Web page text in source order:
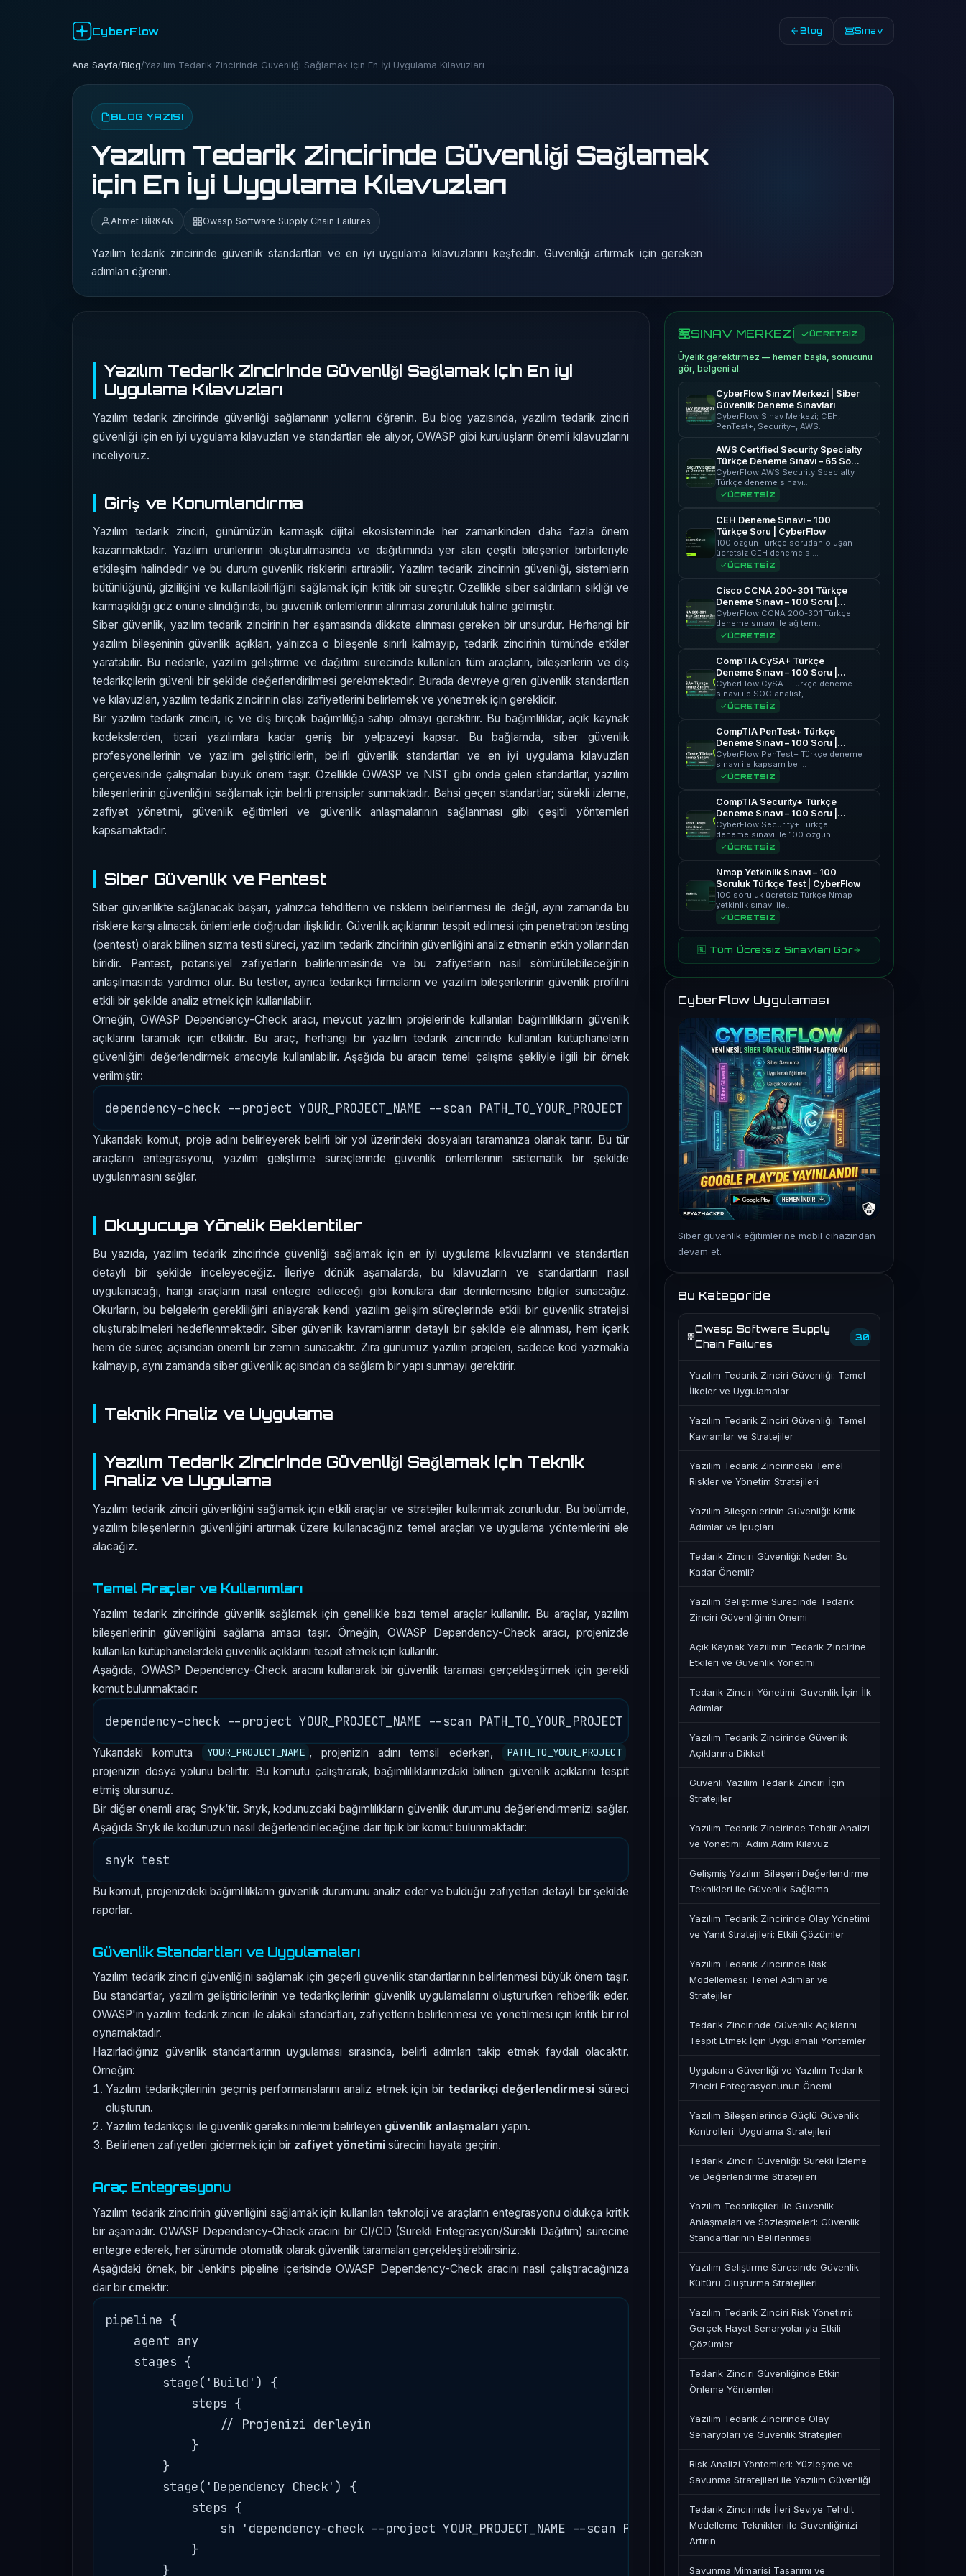
CyberFlow Blog Sınav
Ana Sayfa/Blog/Yazılım Tedarik Zincirinde Güvenliği Sağlamak için En İyi Uygulama Kılavuzları
BLOG YAZISI
Yazılım Tedarik Zincirinde Güvenliği Sağlamak
için En İyi Uygulama Kılavuzları
Ahmet BİRKAN Owasp Software Supply Chain Failures
Yazılım tedarik zincirinde güvenlik standartları ve en iyi uygulama kılavuzlarını keşfedin. Güvenliği artırmak için gereken
adımları öğrenin.
Yazılım Tedarik Zincirinde Güvenliği Sağlamak için En İyi
Uygulama Kılavuzları
Yazılım tedarik zincirinde güvenliği sağlamanın yollarını öğrenin. Bu blog yazısında, yazılım tedarik zinciri
güvenliği için en iyi uygulama kılavuzları ve standartları ele alıyor, OWASP gibi kuruluşların önemli kılavuzlarını
inceliyoruz.
Giriş ve Konumlandırma
Yazılım tedarik zinciri, günümüzün karmaşık dijital ekosisteminde her zamankinden daha fazla önem
kazanmaktadır. Yazılım ürünlerinin oluşturulmasında ve dağıtımında yer alan çeşitli bileşenler birbirleriyle
etkileşim halindedir ve bu durum güvenlik risklerini artırabilir. Yazılım tedarik zincirinin güvenliği, sistemlerin
bütünlüğünü, gizliliğini ve kullanılabilirliğini sağlamak için kritik bir süreçtir. Özellikle siber saldırıların sıklığı ve
karmaşıklığı göz önüne alındığında, bu güvenlik önlemlerinin alınması zorunluluk haline gelmiştir.
Siber güvenlik, yazılım tedarik zincirinin her aşamasında dikkate alınması gereken bir unsurdur. Herhangi bir
yazılım bileşeninin güvenlik açıkları, yalnızca o bileşenle sınırlı kalmayıp, tedarik zincirinin tümünde etkiler
yaratabilir. Bu nedenle, yazılım geliştirme ve dağıtımı sürecinde kullanılan tüm araçların, bileşenlerin ve dış
tedarikçilerin güvenli bir şekilde değerlendirilmesi gerekmektedir. Burada devreye giren güvenlik standartları
ve kılavuzları, yazılım tedarik zincirinin olası zafiyetlerini belirlemek ve yönetmek için gereklidir.
Bir yazılım tedarik zinciri, iç ve dış birçok bağımlılığa sahip olmayı gerektirir. Bu bağımlılıklar, açık kaynak
kodekslerden, ticari yazılımlara kadar geniş bir yelpazeyi kapsar. Bu bağlamda, siber güvenlik
profesyonellerinin ve yazılım geliştiricilerin, belirli güvenlik standartları ve en iyi uygulama kılavuzları
çerçevesinde çalışmaları büyük önem taşır. Özellikle OWASP ve NIST gibi önde gelen standartlar, yazılım
bileşenlerinin güvenliğini sağlamak için belirli prensipler sunmaktadır. Bahsi geçen standartlar; sürekli izleme,
zafiyet yönetimi, güvenlik eğitimleri ve güvenlik anlaşmalarının sağlanması gibi çeşitli yöntemleri
kapsamaktadır.
Siber Güvenlik ve Pentest
Siber güvenlikte sağlanacak başarı, yalnızca tehditlerin ve risklerin belirlenmesi ile değil, aynı zamanda bu
risklere karşı alınacak önlemlerle doğrudan ilişkilidir. Güvenlik açıklarının tespit edilmesi için penetration testing
(pentest) olarak bilinen sızma testi süreci, yazılım tedarik zincirinin güvenliğini analiz etmenin etkin yollarından
biridir. Pentest, potansiyel zafiyetlerin belirlenmesinde ve bu zafiyetlerin nasıl sömürülebileceğinin
anlaşılmasında yardımcı olur. Bu testler, ayrıca tedarikçi firmaların ve yazılım bileşenlerinin güvenlik profilini
etkili bir şekilde analiz etmek için kullanılabilir.
Örneğin, OWASP Dependency-Check aracı, mevcut yazılım projelerinde kullanılan bağımlılıkların güvenlik
açıklarını taramak için etkilidir. Bu araç, herhangi bir yazılım tedarik zincirinde kullanılan kütüphanelerin
güvenliğini değerlendirmek amacıyla kullanılabilir. Aşağıda bu aracın temel çalışma şekliyle ilgili bir örnek
verilmiştir:
Yukarıdaki komut, proje adını belirleyerek belirli bir yol üzerindeki dosyaları taramanıza olanak tanır. Bu tür
araçların entegrasyonu, yazılım geliştirme süreçlerinde güvenlik önlemlerinin sistematik bir şekilde
uygulanmasını sağlar.
Okuyucuya Yönelik Beklentiler
Bu yazıda, yazılım tedarik zincirinde güvenliği sağlamak için en iyi uygulama kılavuzlarını ve standartları
detaylı bir şekilde inceleyeceğiz. İleriye dönük aşamalarda, bu kılavuzların ve standartların nasıl
uygulanacağı, hangi araçların nasıl entegre edileceği gibi konulara dair derinlemesine bilgiler sunacağız.
Okurların, bu belgelerin gerekliliğini anlayarak kendi yazılım gelişim süreçlerinde etkili bir güvenlik stratejisi
oluşturabilmeleri hedeflenmektedir. Siber güvenlik kavramlarının detaylı bir şekilde ele alınması, hem içerik
hem de süreç açısından önemli bir zemin sunacaktır. Zira günümüz yazılım projeleri, sadece kod yazmakla
kalmayıp, aynı zamanda siber güvenlik açısından da sağlam bir yapı sunmayı gerektirir.
Teknik Analiz ve Uygulama
Yazılım Tedarik Zincirinde Güvenliği Sağlamak için Teknik
Analiz ve Uygulama
Yazılım tedarik zinciri güvenliğini sağlamak için etkili araçlar ve stratejiler kullanmak zorunludur. Bu bölümde,
yazılım bileşenlerinin güvenliğini artırmak üzere kullanacağınız temel araçları ve uygulama yöntemlerini ele
alacağız.
Temel Araçlar ve Kullanımları
Yazılım tedarik zincirinde güvenlik sağlamak için genellikle bazı temel araçlar kullanılır. Bu araçlar, yazılım
bileşenlerinin güvenliğini sağlama amacı taşır. Örneğin, OWASP Dependency-Check aracı, projenizde
kullanılan kütüphanelerdeki güvenlik açıklarını tespit etmek için kullanılır.
Aşağıda, OWASP Dependency-Check aracını kullanarak bir güvenlik taraması gerçekleştirmek için gerekli
komut bulunmaktadır:
Yukarıdaki komutta YOUR_PROJECT_NAME , projenizin adını temsil ederken, PATH_TO_YOUR_PROJECT
projenizin dosya yolunu belirtir. Bu komutu çalıştırarak, bağımlılıklarınızdaki bilinen güvenlik açıklarını tespit
etmiş olursunuz.
Bir diğer önemli araç Snyk’tir. Snyk, kodunuzdaki bağımlılıkların güvenlik durumunu değerlendirmenizi sağlar.
Aşağıda Snyk ile kodunuzun nasıl değerlendirileceğine dair tipik bir komut bulunmaktadır:
Bu komut, projenizdeki bağımlılıkların güvenlik durumunu analiz eder ve bulduğu zafiyetleri detaylı bir şekilde
raporlar.
Güvenlik Standartları ve Uygulamaları
Yazılım tedarik zinciri güvenliğini sağlamak için geçerli güvenlik standartlarının belirlenmesi büyük önem taşır.
Bu standartlar, yazılım geliştiricilerinin ve tedarikçilerinin güvenlik uygulamalarını oluştururken rehberlik eder.
OWASP'ın yazılım tedarik zinciri ile alakalı standartları, zafiyetlerin belirlenmesi ve yönetilmesi için kritik bir rol
oynamaktadır.
Hazırladığınız güvenlik standartlarının uygulaması sırasında, belirli adımları takip etmek faydalı olacaktır.
Örneğin:
Yazılım tedarikçilerinin geçmiş performanslarını analiz etmek için bir tedarikçi değerlendirmesi süreci
oluşturun.
Yazılım tedarikçisi ile güvenlik gereksinimlerini belirleyen güvenlik anlaşmaları yapın.
Belirlenen zafiyetleri gidermek için bir zafiyet yönetimi sürecini hayata geçirin.
Araç Entegrasyonu
Yazılım tedarik zincirinin güvenliğini sağlamak için kullanılan teknoloji ve araçların entegrasyonu oldukça kritik
bir aşamadır. OWASP Dependency-Check aracını bir CI/CD (Sürekli Entegrasyon/Sürekli Dağıtım) sürecine
entegre ederek, her sürümde otomatik olarak güvenlik taramaları gerçekleştirebilirsiniz.
Aşağıdaki örnek, bir Jenkins pipeline içerisinde OWASP Dependency-Check aracını nasıl çalıştıracağınıza
dair bir örnektir:
pipeline {
    agent any
    stages {
        stage('Build') {
            steps {
                // Projenizi derleyin
            }
        }
        stage('Dependency Check') {
            steps {
                sh 'dependency-check --project YOUR_PROJECT_NAME --scan PATH_TO_YOUR_PROJECT --format ALL'
            }
        }
SINAV MERKEZİ ÜCRETSİZ
Üyelik gerektirmez — hemen başla, sonucunu
gör, belgeni al.
CyberFlow Sınav Merkezi | Siber
Güvenlik Deneme Sınavları
CyberFlow Sınav Merkezi; CEH,
PenTest+, Security+, AWS…
AWS Certified Security Specialty
Türkçe Deneme Sınavı – 65 Soru
| CyberFlow
CyberFlow AWS Security Specialty
Türkçe deneme sınavı…
ÜCRETSİZ
CEH Deneme Sınavı – 100
Türkçe Soru | CyberFlow
100 özgün Türkçe sorudan oluşan
ücretsiz CEH deneme sı…
ÜCRETSİZ
Cisco CCNA 200-301 Türkçe
Deneme Sınavı – 100 Soru |
CyberFlow
CyberFlow CCNA 200-301 Türkçe
deneme sınavı ile ağ tem…
ÜCRETSİZ
CompTIA CySA+ Türkçe
Deneme Sınavı – 100 Soru |
CyberFlow
CyberFlow CySA+ Türkçe deneme
sınavı ile SOC analist,…
ÜCRETSİZ
CompTIA PenTest+ Türkçe
Deneme Sınavı – 100 Soru |
CyberFlow
CyberFlow PenTest+ Türkçe deneme
sınavı ile kapsam bel…
ÜCRETSİZ
CompTIA Security+ Türkçe
Deneme Sınavı – 100 Soru |
CyberFlow
CyberFlow Security+ Türkçe
deneme sınavı ile 100 özgün…
ÜCRETSİZ
Nmap Yetkinlik Sınavı – 100
Soruluk Türkçe Test | CyberFlow
100 soruluk ücretsiz Türkçe Nmap
yetkinlik sınavı ile…
ÜCRETSİZ
🆓 Tüm Ücretsiz Sınavları Gör
CyberFlow Uygulaması
Siber güvenlik eğitimlerine mobil cihazından
devam et.
Bu Kategoride
Owasp Software Supply
Chain Failures
30
Yazılım Tedarik Zinciri Güvenliği: Temel
İlkeler ve Uygulamalar
Yazılım Tedarik Zinciri Güvenliği: Temel
Kavramlar ve Stratejiler
Yazılım Tedarik Zincirindeki Temel
Riskler ve Yönetim Stratejileri
Yazılım Bileşenlerinin Güvenliği: Kritik
Adımlar ve İpuçları
Tedarik Zinciri Güvenliği: Neden Bu
Kadar Önemli?
Yazılım Geliştirme Sürecinde Tedarik
Zinciri Güvenliğinin Önemi
Açık Kaynak Yazılımın Tedarik Zincirine
Etkileri ve Güvenlik Yönetimi
Tedarik Zinciri Yönetimi: Güvenlik İçin İlk
Adımlar
Yazılım Tedarik Zincirinde Güvenlik
Açıklarına Dikkat!
Güvenli Yazılım Tedarik Zinciri İçin
Stratejiler
Yazılım Tedarik Zincirinde Tehdit Analizi
ve Yönetimi: Adım Adım Kılavuz
Gelişmiş Yazılım Bileşeni Değerlendirme
Teknikleri ile Güvenlik Sağlama
Yazılım Tedarik Zincirinde Olay Yönetimi
ve Yanıt Stratejileri: Etkili Çözümler
Yazılım Tedarik Zincirinde Risk
Modellemesi: Temel Adımlar ve
Stratejiler
Tedarik Zincirinde Güvenlik Açıklarını
Tespit Etmek İçin Uygulamalı Yöntemler
Uygulama Güvenliği ve Yazılım Tedarik
Zinciri Entegrasyonunun Önemi
Yazılım Bileşenlerinde Güçlü Güvenlik
Kontrolleri: Uygulama Stratejileri
Tedarik Zinciri Güvenliği: Sürekli İzleme
ve Değerlendirme Stratejileri
Yazılım Tedarikçileri ile Güvenlik
Anlaşmaları ve Sözleşmeleri: Güvenlik
Standartlarının Belirlenmesi
Yazılım Geliştirme Sürecinde Güvenlik
Kültürü Oluşturma Stratejileri
Yazılım Tedarik Zinciri Risk Yönetimi:
Gerçek Hayat Senaryolarıyla Etkili
Çözümler
Tedarik Zinciri Güvenliğinde Etkin
Önleme Yöntemleri
Yazılım Tedarik Zincirinde Olay
Senaryoları ve Güvenlik Stratejileri
Risk Analizi Yöntemleri: Yüzleşme ve
Savunma Stratejileri ile Yazılım Güvenliği
Tedarik Zincirinde İleri Seviye Tehdit
Modelleme Teknikleri ile Güvenliğinizi
Artırın
Savunma Mimarisi Tasarımı ve